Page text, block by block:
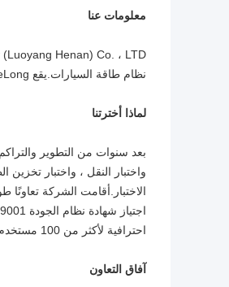
معلومات عنا
نظام طاقة السيارات.يقع SeeLong في مدينة الفاوانيا (تشتهر بالفاوانيا) - لويانغ ، وهي أيضًا العاصمة القديمة لـ13 أسرة.
لماذا أخترتنا
بعد سنوات من التطوير
واختبار النقل ، واختبار
الاختبار.أقامت الشركة
احترافية لأكثر من 100 مستخدم في الداخل والخارج وهي مستمرة الآن وستستمر في المستقبل.
آفاق التعاون